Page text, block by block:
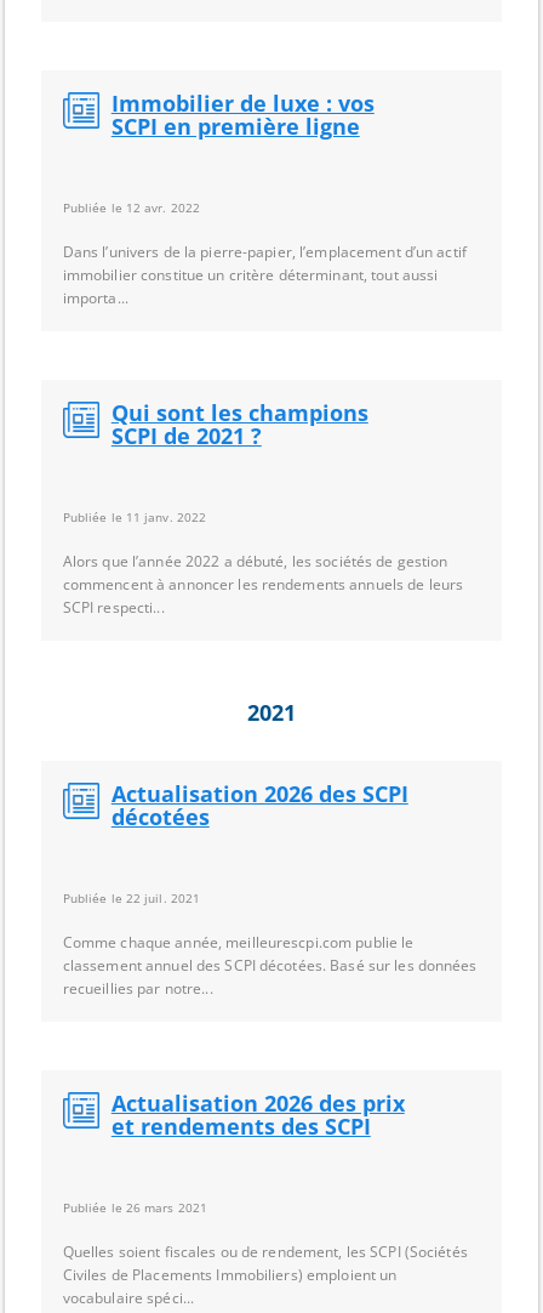
Immobilier de luxe : vos
SCPI en première ligne
Publiée le 12 avr. 2022
Dans l’univers de la pierre-papier, l’emplacement d’un actif
immobilier constitue un critère déterminant, tout aussi
importa...
Qui sont les champions
SCPI de 2021 ?
Publiée le 11 janv. 2022
Alors que l’année 2022 a débuté, les sociétés de gestion
commencent à annoncer les rendements annuels de leurs
SCPI respecti...
2021
Actualisation 2026 des SCPI
décotées
Publiée le 22 juil. 2021
Comme chaque année, meilleurescpi.com publie le
classement annuel des SCPI décotées. Basé sur les données
recueillies par notre...
Actualisation 2026 des prix
et rendements des SCPI
Publiée le 26 mars 2021
Quelles soient fiscales ou de rendement, les SCPI (Sociétés
Civiles de Placements Immobiliers) emploient un
vocabulaire spéci...